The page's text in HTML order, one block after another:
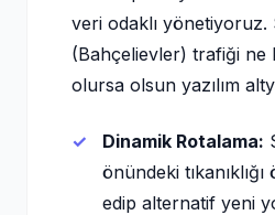
veri odaklı yönetiyoruz.
(Bahçelievler) trafiği ne
olursa olsun yazılım
Dinamik Rotalama:
önündeki
edip alternatif yeni